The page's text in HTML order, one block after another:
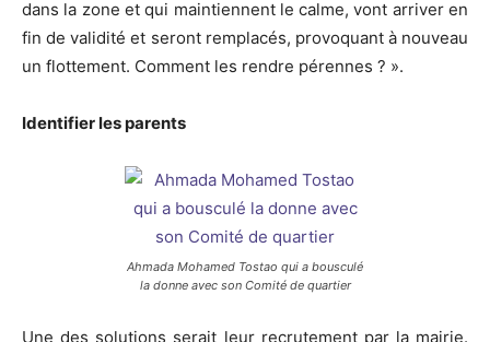
dans la zone et qui maintiennent le calme, vont arriver en
fin de validité et seront remplacés, provoquant à nouveau
un flottement. Comment les rendre pérennes ? ».
Identifier les parents
Ahmada Mohamed Tostao qui a bousculé
la donne avec son Comité de quartier
Une des solutions serait leur recrutement par la mairie.